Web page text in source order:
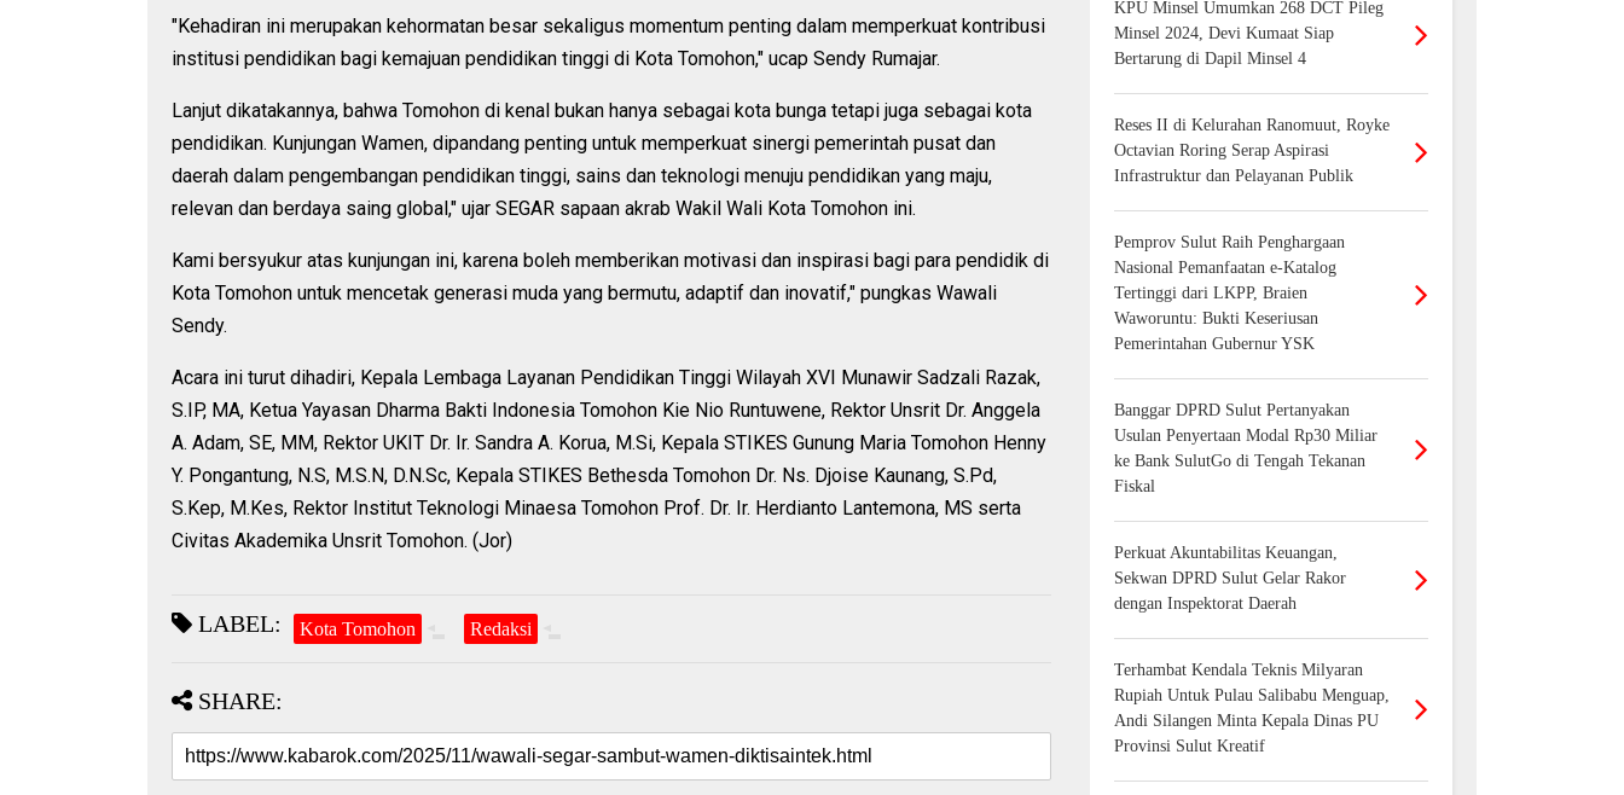
"Kehadiran ini merupakan kehormatan besar sekaligus momentum penting dalam memperkuat kontribusi
institusi pendidikan bagi kemajuan pendidikan tinggi di Kota Tomohon," ucap Sendy Rumajar.
Lanjut dikatakannya, bahwa Tomohon di kenal bukan hanya sebagai kota bunga tetapi juga sebagai kota
pendidikan. Kunjungan Wamen, dipandang penting untuk memperkuat sinergi pemerintah pusat dan
daerah dalam pengembangan pendidikan tinggi, sains dan teknologi menuju pendidikan yang maju,
relevan dan berdaya saing global," ujar SEGAR sapaan akrab Wakil Wali Kota Tomohon ini.
Kami bersyukur atas kunjungan ini, karena boleh memberikan motivasi dan inspirasi bagi para pendidik di
Kota Tomohon untuk mencetak generasi muda yang bermutu, adaptif dan inovatif," pungkas Wawali
Sendy.
Acara ini turut dihadiri, Kepala Lembaga Layanan Pendidikan Tinggi Wilayah XVI Munawir Sadzali Razak,
S.IP, MA, Ketua Yayasan Dharma Bakti Indonesia Tomohon Kie Nio Runtuwene, Rektor Unsrit Dr. Anggela
A. Adam, SE, MM, Rektor UKIT Dr. Ir. Sandra A. Korua, M.Si, Kepala STIKES Gunung Maria Tomohon Henny
Y. Pongantung, N.S, M.S.N, D.N.Sc, Kepala STIKES Bethesda Tomohon Dr. Ns. Djoise Kaunang, S.Pd,
S.Kep, M.Kes, Rektor Institut Teknologi Minaesa Tomohon Prof. Dr. Ir. Herdianto Lantemona, MS serta
Civitas Akademika Unsrit Tomohon. (Jor)
LABEL: Kota Tomohon Redaksi
SHARE:
KPU Minsel Umumkan 268 DCT Pileg
Minsel 2024, Devi Kumaat Siap
Bertarung di Dapil Minsel 4
Reses II di Kelurahan Ranomuut, Royke
Octavian Roring Serap Aspirasi
Infrastruktur dan Pelayanan Publik
Pemprov Sulut Raih Penghargaan
Nasional Pemanfaatan e-Katalog
Tertinggi dari LKPP, Braien
Waworuntu: Bukti Keseriusan
Pemerintahan Gubernur YSK
Banggar DPRD Sulut Pertanyakan
Usulan Penyertaan Modal Rp30 Miliar
ke Bank SulutGo di Tengah Tekanan
Fiskal
Perkuat Akuntabilitas Keuangan,
Sekwan DPRD Sulut Gelar Rakor
dengan Inspektorat Daerah
Terhambat Kendala Teknis Milyaran
Rupiah Untuk Pulau Salibabu Menguap,
Andi Silangen Minta Kepala Dinas PU
Provinsi Sulut Kreatif